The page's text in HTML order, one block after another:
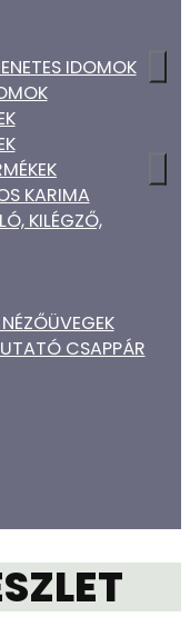
IDOMOK
KARIMA
KILÉGZŐ,
CSAPPÁR